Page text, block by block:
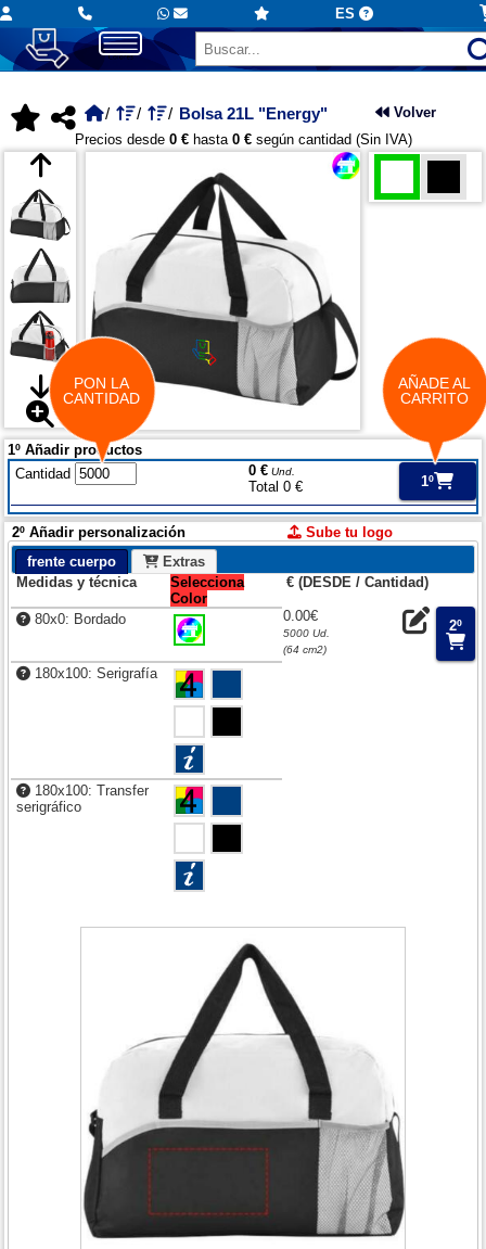
ES
Bolsa 21L "Energy"
Volver
Precios desde 0 €hasta 0 €según cantidad (Sin IVA)
1º Añadir productos
Cantidad
0 €Und.
Total 0 € 1º
2º Añadir personalización
Sube tu logo
frente cuerpo
Extras
Medidas y técnica
Selecciona
Color
€ (DESDE / Cantidad)
80x0: Bordado 0.00€
5000 Ud.
(64 cm2)
2º
180x100: Serigrafía
180x100: Transfer
serigráfico
PON LA
CANTIDAD
AÑADE AL
CARRITO